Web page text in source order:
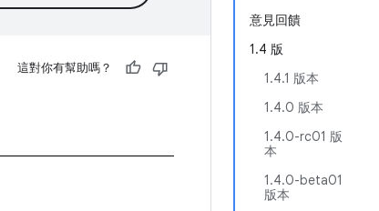
意見回饋
1.4 版
1.4.1 版本
1.4.0 版本
1.4.0-rc01 版
本
1.4.0-beta01
版本
這對你有幫助嗎？